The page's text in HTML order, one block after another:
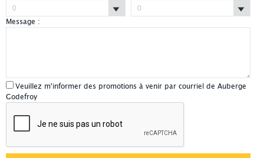
Message :
Veuillez m'informer des promotions à venir par courriel de Auberge
Godefroy